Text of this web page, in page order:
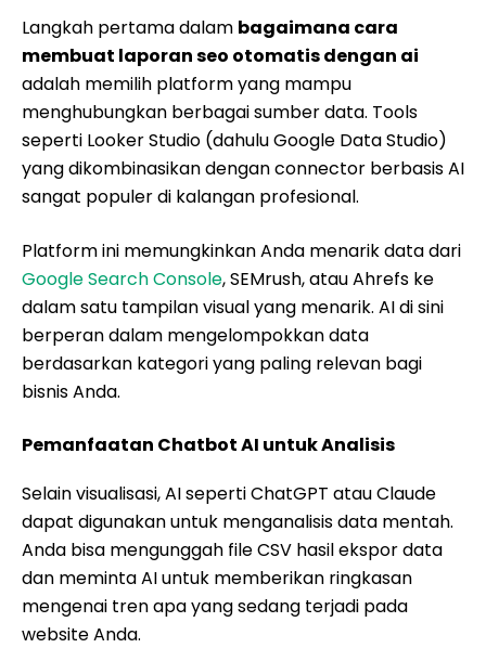
Langkah pertama dalam bagaimana cara
membuat laporan seo otomatis dengan ai
adalah memilih platform yang mampu
menghubungkan berbagai sumber data. Tools
seperti Looker Studio (dahulu Google Data Studio)
yang dikombinasikan dengan connector berbasis AI
sangat populer di kalangan profesional.
Platform ini memungkinkan Anda menarik data dari
Google Search Console, SEMrush, atau Ahrefs ke
dalam satu tampilan visual yang menarik. AI di sini
berperan dalam mengelompokkan data
berdasarkan kategori yang paling relevan bagi
bisnis Anda.
Pemanfaatan Chatbot AI untuk Analisis
Selain visualisasi, AI seperti ChatGPT atau Claude
dapat digunakan untuk menganalisis data mentah.
Anda bisa mengunggah file CSV hasil ekspor data
dan meminta AI untuk memberikan ringkasan
mengenai tren apa yang sedang terjadi pada
website Anda.